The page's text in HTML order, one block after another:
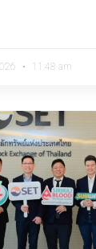
11:48 am